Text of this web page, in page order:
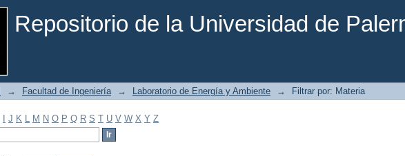
Repositorio de la Universidad de
Materia
→ Facultad de Ingeniería → Laboratorio de Energía y Ambiente → Filtrar por: Materia
J K L M N O P Q R S T U V W X Y Z